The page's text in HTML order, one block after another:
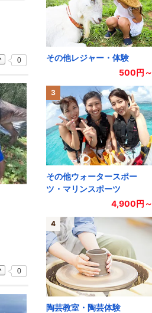
0
0
その他レジャー・体験
500円～
3
その他ウォータースポー
ツ・マリンスポーツ
4,900円～
4
陶芸教室・陶芸体験